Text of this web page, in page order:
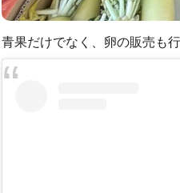
青果だけでなく、卵の販売も